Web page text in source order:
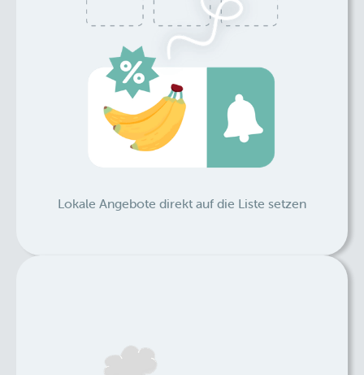
Lokale Angebote direkt auf die Liste setzen